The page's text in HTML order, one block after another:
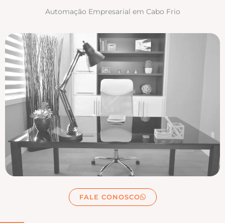
Automação Empresarial em Cabo Frio
FALE CONOSCO